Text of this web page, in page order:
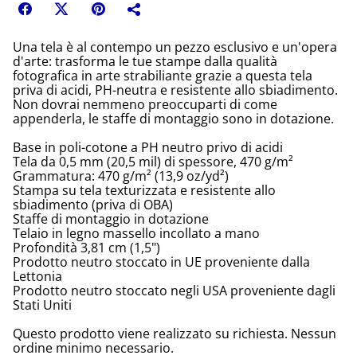
Una tela è al contempo un pezzo esclusivo e un'opera
d'arte: trasforma le tue stampe dalla qualità
fotografica in arte strabiliante grazie a questa tela
priva di acidi, PH-neutra e resistente allo sbiadimento.
Non dovrai nemmeno preoccuparti di come
appenderla, le staffe di montaggio sono in dotazione.
Base in poli-cotone a PH neutro privo di acidi
Tela da 0,5 mm (20,5 mil) di spessore, 470 g/m²
Grammatura: 470 g/m² (13,9 oz/yd²)
Stampa su tela texturizzata e resistente allo
sbiadimento (priva di OBA)
Staffe di montaggio in dotazione
Telaio in legno massello incollato a mano
Profondità 3,81 cm (1,5")
Prodotto neutro stoccato in UE proveniente dalla
Lettonia
Prodotto neutro stoccato negli USA proveniente dagli
Stati Uniti
Questo prodotto viene realizzato su richiesta. Nessun
ordine minimo necessario.